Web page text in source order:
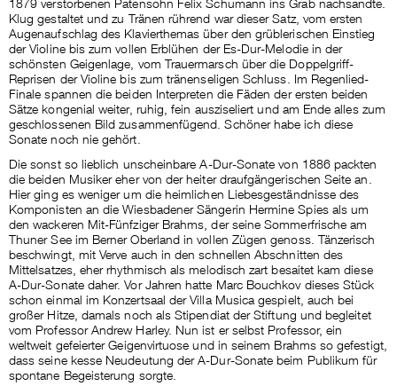
Klug gestaltet und zu Tränen rührend war dieser Satz, vom ersten
Augenaufschlag des Klavierthemas über den grüblerischen Einstieg
der Violine bis zum vollen Erblühen der Es-Dur-Melodie in der
schönsten Geigenlage, vom Trauermarsch über die Doppelgriff-
Reprisen der Violine bis zum tränenseligen Schluss. Im Regenlied-
Finale spannen die beiden Interpreten die Fäden der ersten beiden
Sätze kongenial weiter, ruhig, fein ausziseliert und am Ende alles zum
geschlossenen Bild zusammenfügend. Schöner habe ich diese
Sonate noch nie gehört.
Die sonst so lieblich unscheinbare A-Dur-Sonate von 1886 packten
die beiden Musiker eher von der heiter draufgängerischen Seite an.
Hier ging es weniger um die heimlichen Liebesgeständnisse des
Komponisten an die Wiesbadener Sängerin Hermine Spies als um
den wackeren Mit-Fünfziger Brahms, der seine Sommerfrische am
Thuner See im Berner Oberland in vollen Zügen genoss. Tänzerisch
beschwingt, mit Verve auch in den schnellen Abschnitten des
Mittelsatzes, eher rhythmisch als melodisch zart besaitet kam diese
A-Dur-Sonate daher. Vor Jahren hatte Marc Bouchkov dieses Stück
schon einmal im Konzertsaal der Villa Musica gespielt, auch bei
großer Hitze, damals noch als Stipendiat der Stiftung und begleitet
vom Professor Andrew Harley. Nun ist er selbst Professor, ein
weltweit gefeierter Geigenvirtuose und in seinem Brahms so gefestigt,
dass seine kesse Neudeutung der A-Dur-Sonate beim Publikum für
spontane Begeisterung sorgte.